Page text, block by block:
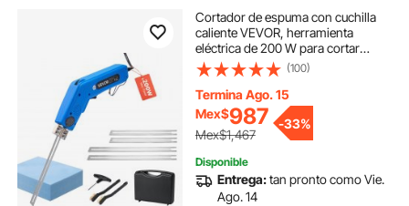
Cortador de espuma con cuchilla
caliente VEVOR, herramienta
eléctrica de 200 W para cortar
espuma, cortador de poliestireno
ajustable de 50 °C a 500 °C con
cuchillas de 15 cm y 20 cm para
paneles KT, polietileno, esponja y
caucho. Incluye caja de
herramientas.
(100)
Termina Ago. 15
Mex$987
Mex$1,467
-33%
Disponible
Entrega:tan pronto como Vie.
Ago. 14